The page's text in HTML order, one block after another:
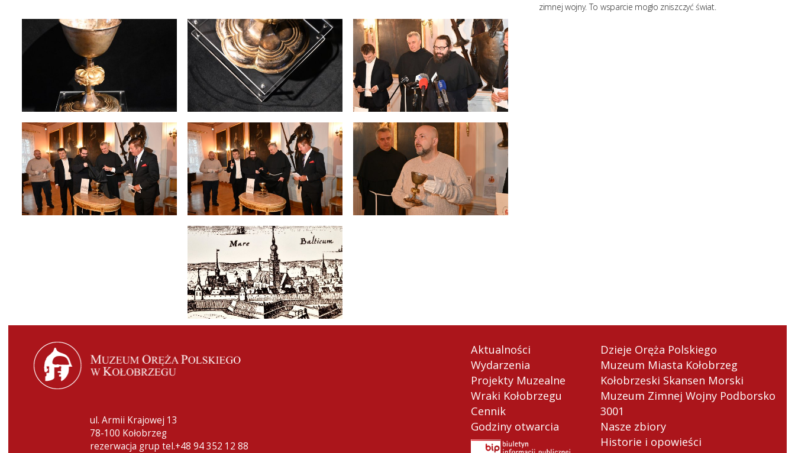
zimnej wojny. To wsparcie mogło zniszczyć świat.
ul. Armii Krajowej 13
78-100 Kołobrzeg
rezerwacja grup tel.+48 94 352 12 88
Aktualności
Wydarzenia
Projekty Muzealne
Wraki Kołobrzegu
Cennik
Godziny otwarcia
Dzieje Oręża Polskiego
Muzeum Miasta Kołobrzeg
Kołobrzeski Skansen Morski
Muzeum Zimnej Wojny Podborsko
3001
Nasze zbiory
Historie i opowieści